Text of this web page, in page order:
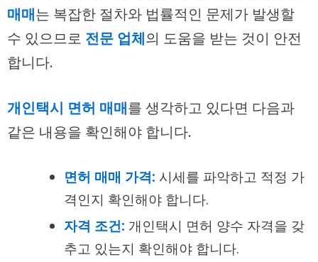
매매는 복잡한 절차와 법률적인 문제가 발생할
수 있으므로 전문 업체의 도움을 받는 것이 안전
합니다.
개인택시 면허 매매를 생각하고 있다면 다음과
같은 내용을 확인해야 합니다.
면허 매매 가격: 시세를 파악하고 적정 가
격인지 확인해야 합니다.
자격 조건: 개인택시 면허 양수 자격을 갖
추고 있는지 확인해야 합니다.